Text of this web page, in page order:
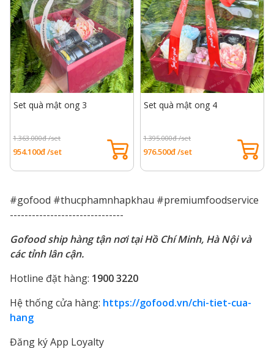
Set quà mật ong 3
1.363.000đ /set
954.100đ /set
Set quà mật ong 4
1.395.000đ /set
976.500đ /set
#gofood #thucphamnhapkhau #premiumfoodservice
-------------------------------
Gofood ship hàng tận nơi tại Hồ Chí Minh, Hà Nội và
các tỉnh lân cận.
Hotline đặt hàng: 1900 3220
Hệ thống cửa hàng: https://gofood.vn/chi-tiet-cua-
hang
Đăng ký App Loyalty